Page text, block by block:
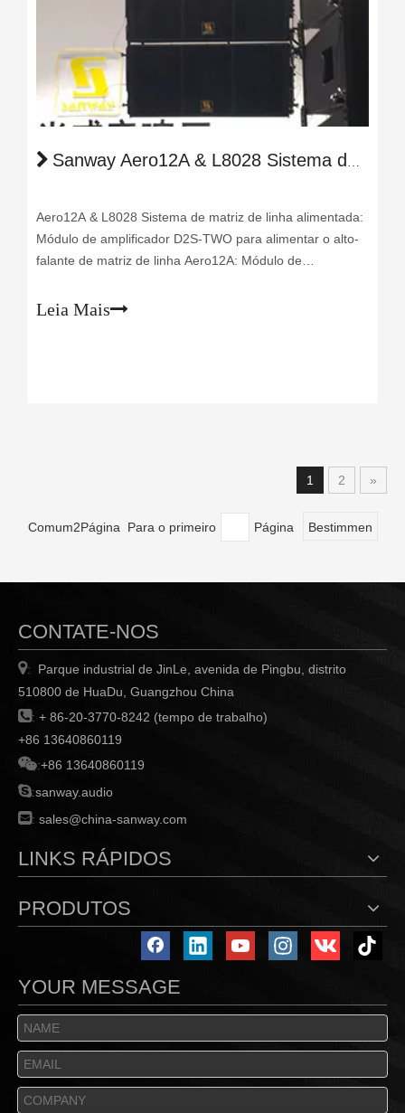
Sanway Aero12A & L8028 Sistema de Matriz de Linha Ativa em 2017 Guangzhou Prolight + Sound Expo
Aero12A & L8028 Sistema de matriz de linha alimentada:
Módulo de amplificador D2S-TWO para alimentar o alto-
falante de matriz de linha Aero12A: Módulo de
Leia Mais
1 2 »
Comum2Página Para o primeiro Página Bestimmen
CONTATE-NOS
:
Parque industrial de JinLe, avenida de Pingbu, distrito
510800 de HuaDu, Guangzhou China
: + 86-20-3770-8242 (tempo de trabalho)
+86 13640860119
:+86 13640860119
:sanway.audio
: sales@china-sanway.com
LINKS RÁPIDOS
PRODUTOS
YOUR MESSAGE